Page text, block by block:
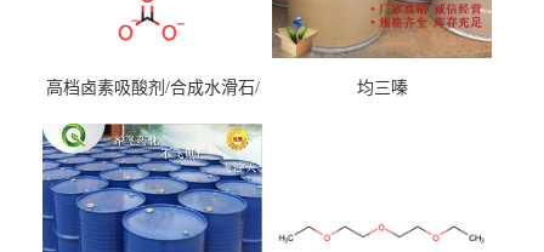
高档卤素吸酸剂/合成水滑石/
均三嗪